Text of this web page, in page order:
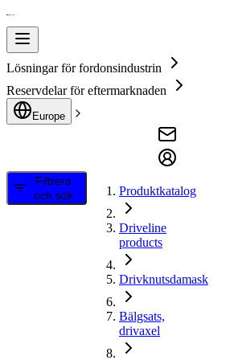
Lösningar för fordonsindustrin
Reservdelar för eftermarknaden
Europe
Filtrera
och sök
Produktkatalog
Driveline
products
Drivknutsdamask
Bälgsats,
drivaxel